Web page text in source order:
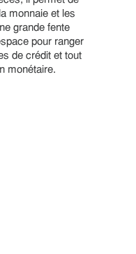
monnaie et les
grande fente
pour ranger
de crédit et tout
monétaire.